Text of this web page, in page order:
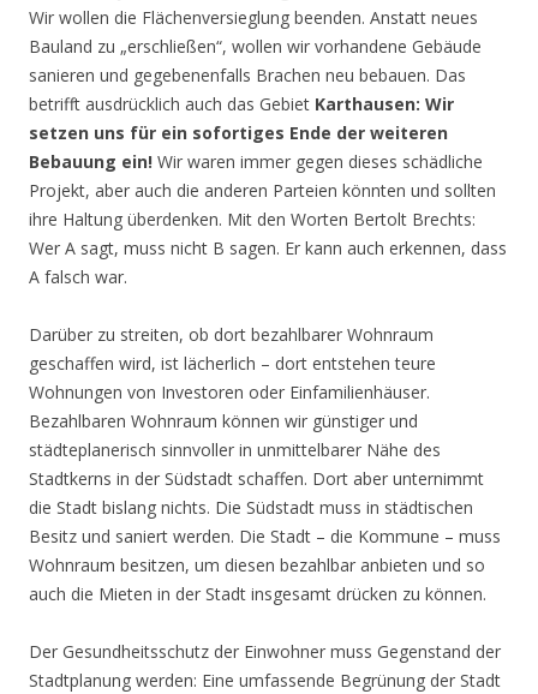
Wir wollen die Flächenversieglung beenden. Anstatt neues
Bauland zu „erschließen“, wollen wir vorhandene Gebäude
sanieren und gegebenenfalls Brachen neu bebauen. Das
betrifft ausdrücklich auch das Gebiet Karthausen: Wir
setzen uns für ein sofortiges Ende der weiteren
Bebauung ein! Wir waren immer gegen dieses schädliche
Projekt, aber auch die anderen Parteien könnten und sollten
ihre Haltung überdenken. Mit den Worten Bertolt Brechts:
Wer A sagt, muss nicht B sagen. Er kann auch erkennen, dass
A falsch war.
Darüber zu streiten, ob dort bezahlbarer Wohnraum
geschaffen wird, ist lächerlich – dort entstehen teure
Wohnungen von Investoren oder Einfamilienhäuser.
Bezahlbaren Wohnraum können wir günstiger und
städteplanerisch sinnvoller in unmittelbarer Nähe des
Stadtkerns in der Südstadt schaffen. Dort aber unternimmt
die Stadt bislang nichts. Die Südstadt muss in städtischen
Besitz und saniert werden. Die Stadt – die Kommune – muss
Wohnraum besitzen, um diesen bezahlbar anbieten und so
auch die Mieten in der Stadt insgesamt drücken zu können.
Der Gesundheitsschutz der Einwohner muss Gegenstand der
Stadtplanung werden: Eine umfassende Begrünung der Stadt